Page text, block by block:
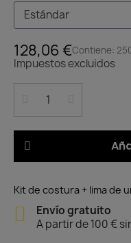
128,06 €Contiene:
Impuestos excluidos
Kit de costura + lima de
Envío gratuito
A partir de 100 €